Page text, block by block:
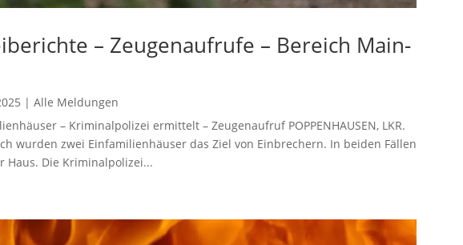
– Zeugenaufrufe – Bereich Main-
|Alle Meldungen
– Kriminalpolizei ermittelt – Zeugenaufruf POPPENHAUSEN, LKR.
wurden zwei Einfamilienhäuser das Ziel von Einbrechern. In beiden Fällen
Haus. Die Kriminalpolizei...